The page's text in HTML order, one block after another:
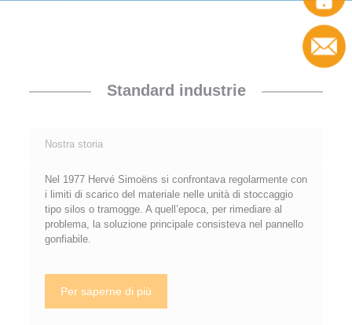
Standard industrie
Nostra storia
Nel 1977 Hervé Simoëns si confrontava regolarmente con
i limiti di scarico del materiale nelle unità di stoccaggio
tipo silos o tramogge. A quell’epoca, per rimediare al
problema, la soluzione principale consisteva nel pannello
gonfiabile.
Per saperne di più
Contatto